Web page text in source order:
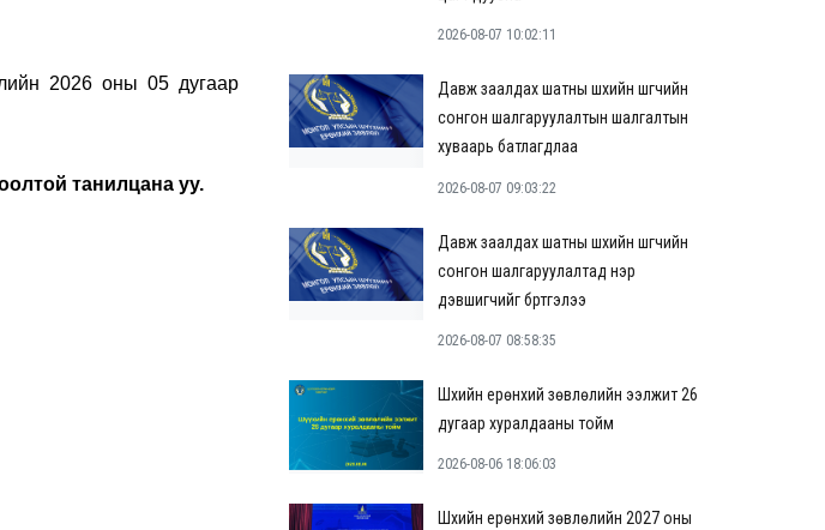
2026 оны 05 дугаар
танилцана уу.
2026-08-07 10:02:11
Давж заалдах шатны шүүхийн шүүгчийн
сонгон шалгаруулалтын шалгалтын
хуваарь батлагдлаа
2026-08-07 09:03:22
Давж заалдах шатны шүүхийн шүүгчийн
сонгон шалгаруулалтад нэр
дэвшигчийг бүртгэлээ
2026-08-07 08:58:35
Шүүхийн ерөнхий зөвлөлийн ээлжит 26
дугаар хуралдааны тойм
2026-08-06 18:06:03
Шүүхийн ерөнхий зөвлөлийн 2027 оны